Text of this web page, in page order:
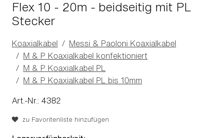
Flex 10 - 20m - beidseitig mit PL
Stecker
Koaxialkabel
Messi & Paoloni Koaxialkabel
M & P Koaxialkabel konfektioniert
M & P Koaxialkabel PL
M & P Koaxialkabel PL bis 10mm
Art.-Nr.: 4382
zu Favoritenliste hinzufügen